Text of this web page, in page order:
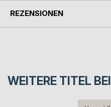
REZENSIONEN
WEITERE TITEL BEI